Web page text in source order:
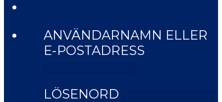
ANVÄNDARNAMN ELLER
E-POSTADRESS
LÖSENORD